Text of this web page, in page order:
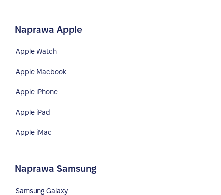
Naprawa Apple
Apple Watch
Apple Macbook
Apple iPhone
Apple iPad
Apple iMac
Naprawa Samsung
Samsung Galaxy